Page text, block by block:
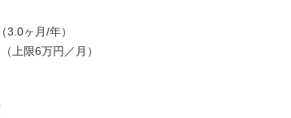
3.0ヶ月/年）
上限6万円／月）